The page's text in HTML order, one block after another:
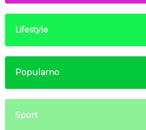
Lifestyle
Popularno
Sport